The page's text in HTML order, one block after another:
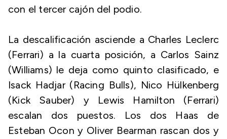
con el tercer cajón del podio.
La descalificación asciende a Charles Leclerc
(Ferrari) a la cuarta posición, a Carlos Sainz
(Williams) le deja como quinto clasificado, e
Isack Hadjar (Racing Bulls), Nico Hülkenberg
(Kick Sauber) y Lewis Hamilton (Ferrari)
escalan dos puestos. Los dos Haas de
Esteban Ocon y Oliver Bearman rascan dos y